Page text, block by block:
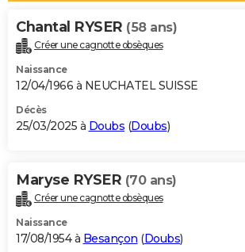
Alimentation
Guide de la santé
Maladies
Médicaments
Sommeil
VOYAGE
Destinations
City break
Voyage nature
Voyage de noces
Forum
Climat
+PHOTO
GUIDES D'ACHAT
BONS PLANS
Carte de Noël
Carte Bonne année
Carte Saint-Valentin
Carte Pâques
Carte d'anniversaire
DICTIONNAIRE
Dictionnaire
Biographies
Citations
Expressions
Proverbes
PROGRAMME TV
Chantal RYSER (58 ans)
Créer une cagnotte obsèques
Naissance
12/04/1966 à NEUCHATEL SUISSE
Décès
25/03/2025 à Doubs (Doubs)
Maryse RYSER (70 ans)
Créer une cagnotte obsèques
Naissance
17/08/1954 à Besançon (Doubs)